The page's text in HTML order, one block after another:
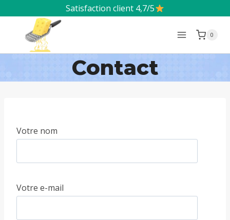
contenu
Satisfaction client 4,7/5
0
Contact
Votre nom
Votre e-mail